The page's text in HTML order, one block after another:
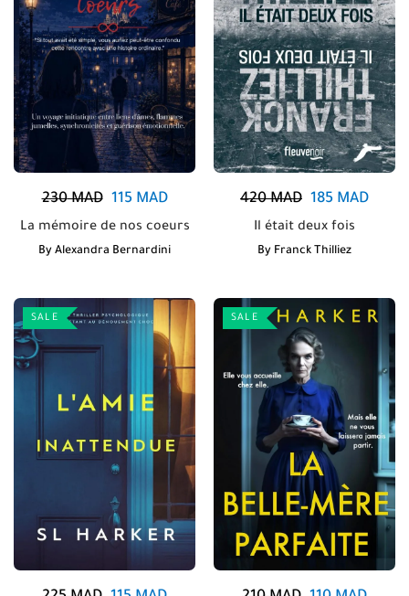
230MAD 115MAD
La mémoire de nos coeurs
By Alexandra Bernardini
420MAD 185 MAD
Il était deux fois
By Franck Thilliez
SALE SALE